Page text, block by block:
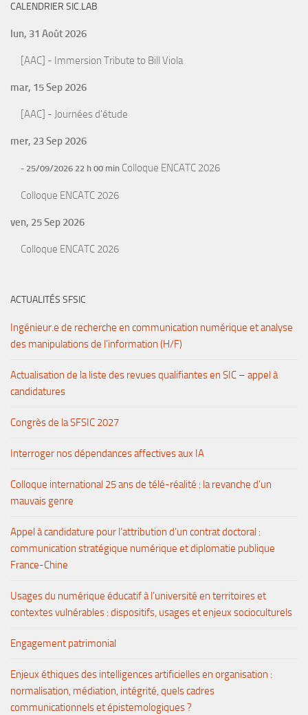
CALENDRIER SIC.LAB
lun, 31 Août 2026
[AAC] - Immersion Tribute to Bill Viola
mar, 15 Sep 2026
[AAC] - Journées d'étude
mer, 23 Sep 2026
- 25/09/2026 22 h 00 min Colloque ENCATC 2026
Colloque ENCATC 2026
ven, 25 Sep 2026
Colloque ENCATC 2026
ACTUALITÉS SFSIC
Ingénieur.e de recherche en communication numérique et analyse
des manipulations de l’information (H/F)
Actualisation de la liste des revues qualifiantes en SIC – appel à
candidatures
Congrès de la SFSIC 2027
Interroger nos dépendances affectives aux IA
Colloque international 25 ans de télé-réalité : la revanche d’un
mauvais genre
Appel à candidature pour l’attribution d’un contrat doctoral :
communication stratégique numérique et diplomatie publique
France-Chine
Usages du numérique éducatif à l’université en territoires et
contextes vulnérables : dispositifs, usages et enjeux socioculturels
Engagement patrimonial
Enjeux éthiques des intelligences artificielles en organisation :
normalisation, médiation, intégrité, quels cadres
communicationnels et épistemologiques ?